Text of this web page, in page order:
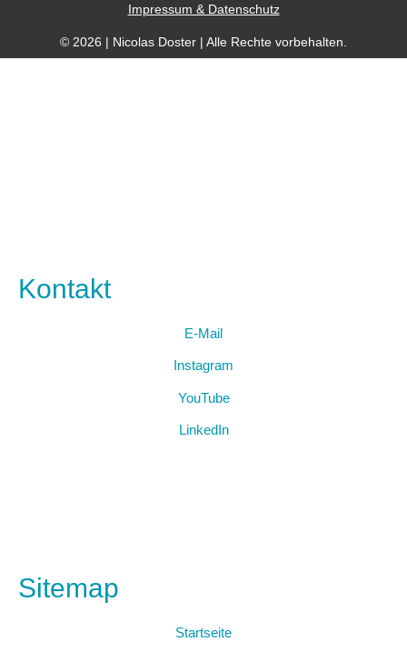
Impressum & Datenschutz
© 2026 | Nicolas Doster | Alle Rechte vorbehalten.
Kontakt
E-Mail
Instagram
YouTube
LinkedIn
Sitemap
Startseite